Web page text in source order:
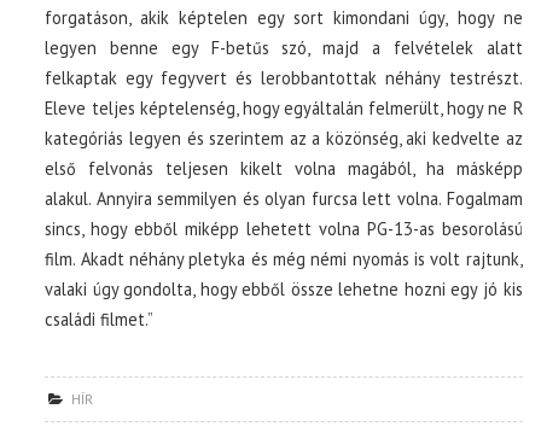
forgatáson, akik képtelen egy sort kimondani úgy, hogy ne
legyen benne egy F-betűs szó, majd a felvételek alatt
felkaptak egy fegyvert és lerobbantottak néhány testrészt.
Eleve teljes képtelenség, hogy egyáltalán felmerült, hogy ne R
kategóriás legyen és szerintem az a közönség, aki kedvelte az
első felvonás teljesen kikelt volna magából, ha másképp
alakul. Annyira semmilyen és olyan furcsa lett volna. Fogalmam
sincs, hogy ebből miképp lehetett volna PG-13-as besorolású
film. Akadt néhány pletyka és még némi nyomás is volt rajtunk,
valaki úgy gondolta, hogy ebből össze lehetne hozni egy jó kis
családi filmet.”
HÍR